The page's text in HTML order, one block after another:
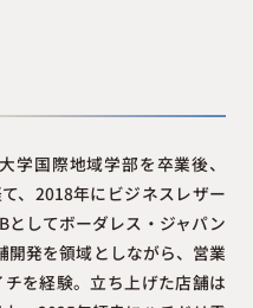
学国際地域学部を卒業後、
、2018年にビジネスレザー
としてボーダレス・ジャパン
開発を領域としながら、営業
を経験。立ち上げた店舗は